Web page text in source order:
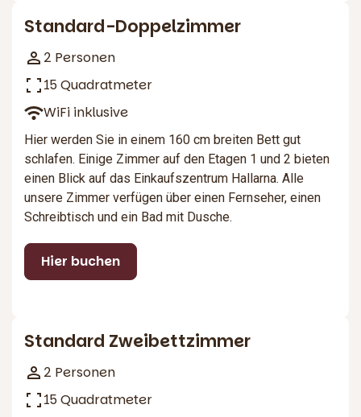
Standard-Doppelzimmer
2 Personen
15 Quadratmeter
WiFi inklusive
Hier werden Sie in einem 160 cm breiten Bett gut
schlafen. Einige Zimmer auf den Etagen 1 und 2 bieten
einen Blick auf das Einkaufszentrum Hallarna. Alle
unsere Zimmer verfügen über einen Fernseher, einen
Schreibtisch und ein Bad mit Dusche.
Hier buchen
Standard Zweibettzimmer
2 Personen
15 Quadratmeter